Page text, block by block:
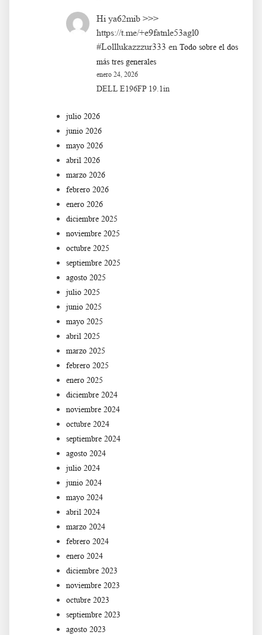
Hi ya62mib >>>
https://t.me/+e9fatnle53agl0
#Lolllukazzzur333 en Todo sobre el dos
más tres generales
enero 24, 2026
DELL E196FP 19.1in
julio 2026
junio 2026
mayo 2026
abril 2026
marzo 2026
febrero 2026
enero 2026
diciembre 2025
noviembre 2025
octubre 2025
septiembre 2025
agosto 2025
julio 2025
junio 2025
mayo 2025
abril 2025
marzo 2025
febrero 2025
enero 2025
diciembre 2024
noviembre 2024
octubre 2024
septiembre 2024
agosto 2024
julio 2024
junio 2024
mayo 2024
abril 2024
marzo 2024
febrero 2024
enero 2024
diciembre 2023
noviembre 2023
octubre 2023
septiembre 2023
agosto 2023